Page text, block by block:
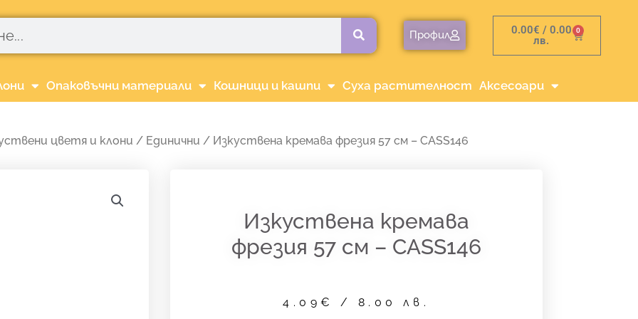
Профил 0.00€ / 0.00
лв.
0
Cart
Опаковъчни материали Кошници и кашпи Суха растителност Аксесоари
цветя и клони / Единични / Изкуствена кремава фрезия 57 см – CASS146
Изкуствена кремава
фрезия 57 см – CASS146
4.09€ / 8.00 лв.